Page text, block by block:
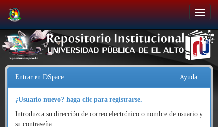
Salir
de
la
navegación
Entrar en DSpace Ayuda...
¿Usuario nuevo? haga clic para registrarse.
Introduzca su dirección de correo electrónico o nombre de usuario y
su contraseña: